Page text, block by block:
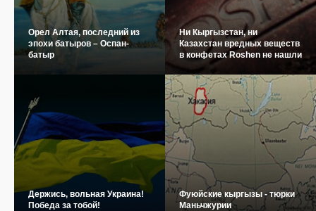
Орел Алтая, последний из
эпохи батыров – Оспан-
батыр
Ни Кыргызстан, ни
Казахстан вредных веществ
в конфетах Roshen не нашли
Держись, вольная Украина!
Победа за тобой!
Фуюйские кыргызы - тюрки
Маньчжурии